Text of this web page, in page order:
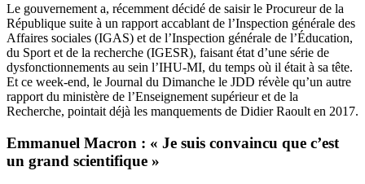
Le gouvernement a, récemment décidé de saisir le Procureur de la
République suite à un rapport accablant de l’Inspection générale des
Affaires sociales (IGAS) et de l’Inspection générale de l’Éducation,
du Sport et de la recherche (IGESR), faisant état d’une série de
dysfonctionnements au sein l’IHU-MI, du temps où il était à sa tête.
Et ce week-end, le Journal du Dimanche le JDD révèle qu’un autre
rapport du ministère de l’Enseignement supérieur et de la
Recherche, pointait déjà les manquements de Didier Raoult en 2017.
Emmanuel Macron : « Je suis convaincu que c’est
un grand scientifique »